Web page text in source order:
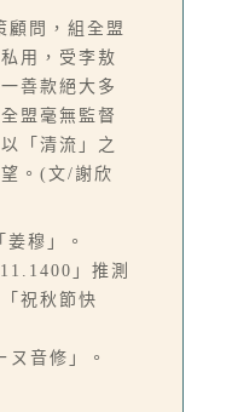
顧問，組全盟
用，受李敖
善款絕大多
盟毫無監督
「清流」之
。(文/謝欣
穆」。
」推測
祝秋節快
音修」。